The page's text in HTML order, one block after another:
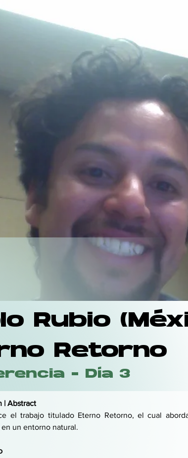
Rubio
Retorno
- Día 3
| Abstract
el trabajo titulado Eterno Retorno, el cual
un entorno natural.